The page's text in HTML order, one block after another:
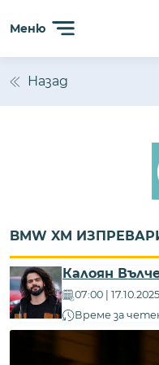
Меню
Назад
BMW XM
Калоян
07:00 | 17.10.2025
Време за